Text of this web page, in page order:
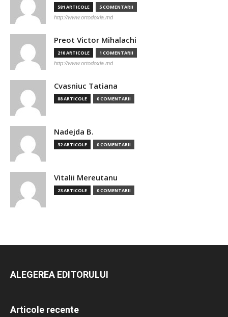
581 ARTICOLE 5 COMENTARII
http://www.ortodoxia.md
Preot Victor Mihalachi
210 ARTICOLE 1 COMENTARII
http://www.ortodoxia.md
Cvasniuc Tatiana
88 ARTICOLE 0 COMENTARII
Nadejda B.
32 ARTICOLE 0 COMENTARII
Vitalii Mereutanu
23 ARTICOLE 0 COMENTARII
ALEGEREA EDITORULUI
Articole recente